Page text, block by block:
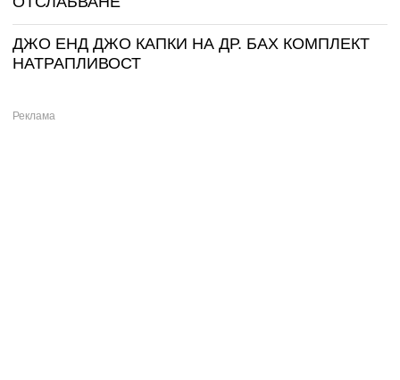
ДЖО ЕНД ДЖО КАПКИ НА ДР. БАХ КОМПЛЕКТ
НАТРАПЛИВОСТ